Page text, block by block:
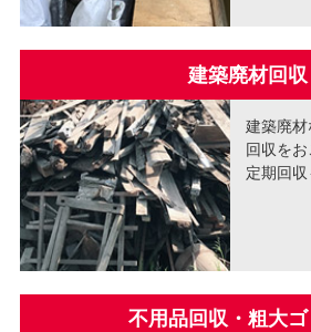
建築廃材回収
建築廃
回収をお
定期回収
不用品回収・粗大